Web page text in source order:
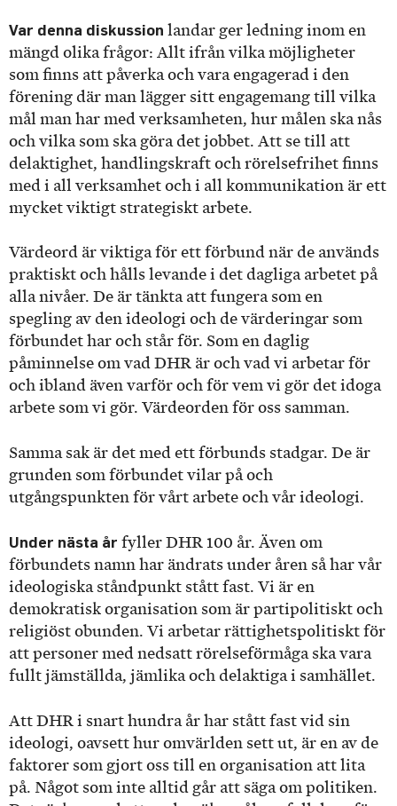
Var denna diskussion landar ger ledning inom en
mängd olika frågor: Allt ifrån vilka möjligheter
som finns att påverka och vara engagerad i den
förening där man lägger sitt engagemang till vilka
mål man har med verksamheten, hur målen ska nås
och vilka som ska göra det jobbet. Att se till att
delaktighet, handlingskraft och rörelsefrihet finns
med i all verksamhet och i all kommunikation är ett
mycket viktigt strategiskt arbete.
Värdeord är viktiga för ett förbund när de används
praktiskt och hålls levande i det dagliga arbetet på
alla nivåer. De är tänkta att fungera som en
spegling av den ideologi och de värderingar som
förbundet har och står för. Som en daglig
påminnelse om vad DHR är och vad vi arbetar för
och ibland även varför och för vem vi gör det idoga
arbete som vi gör. Värdeorden för oss samman.
Samma sak är det med ett förbunds stadgar. De är
grunden som förbundet vilar på och
utgångspunkten för vårt arbete och vår ideologi.
Under nästa år fyller DHR 100 år. Även om
förbundets namn har ändrats under åren så har vår
ideologiska ståndpunkt stått fast. Vi är en
demokratisk organisation som är partipolitiskt och
religiöst obunden. Vi arbetar rättighetspolitiskt för
att personer med nedsatt rörelseförmåga ska vara
fullt jämställda, jämlika och delaktiga i samhället.
Att DHR i snart hundra år har stått fast vid sin
ideologi, oavsett hur omvärlden sett ut, är en av de
faktorer som gjort oss till en organisation att lita
på. Något som inte alltid går att säga om politiken.